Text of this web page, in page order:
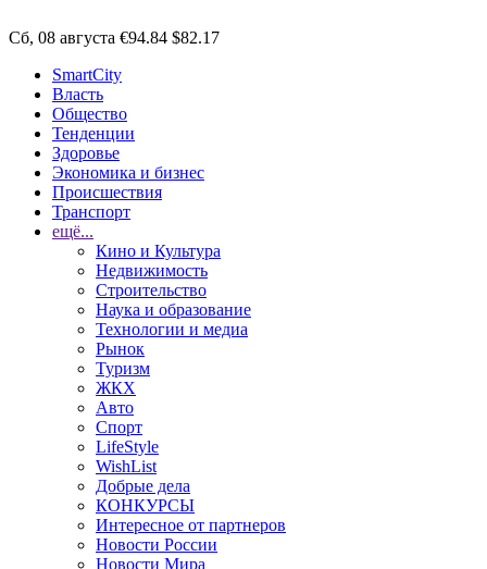
Сб, 08 августа €94.84 $82.17
SmartCity
Власть
Общество
Тенденции
Здоровье
Экономика и бизнес
Происшествия
Транспорт
ещё...
Кино и Культура
Недвижимость
Строительство
Наука и образование
Технологии и медиа
Рынок
Туризм
ЖКХ
Авто
Спорт
LifeStyle
WishList
Добрые дела
КОНКУРСЫ
Интересное от партнеров
Новости России
Новости Мира